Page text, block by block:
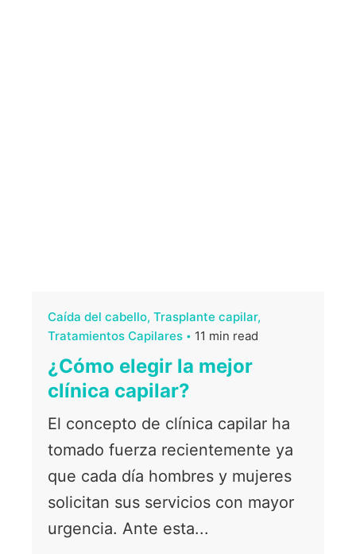
Caída del cabello Trasplante capilar
Tratamientos Capilares
11 min read
¿Cómo elegir la mejor
clínica capilar?
El concepto de clínica capilar ha
tomado fuerza recientemente ya
que cada día hombres y mujeres
solicitan sus servicios con mayor
urgencia. Ante esta...